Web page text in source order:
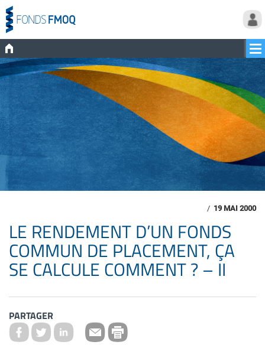
/ 19 MAI 2000
LE RENDEMENT D’UN FONDS
COMMUN DE PLACEMENT, ÇA
SE CALCULE COMMENT ? – II
PARTAGER